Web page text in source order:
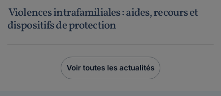
Violences intrafamiliales : aides, recours et
dispositifs de protection
Voir toutes les actualités